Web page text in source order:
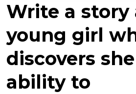
Write a story
young girl
discovers
ability to